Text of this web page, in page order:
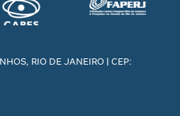
RIO DE JANEIRO | CEP: